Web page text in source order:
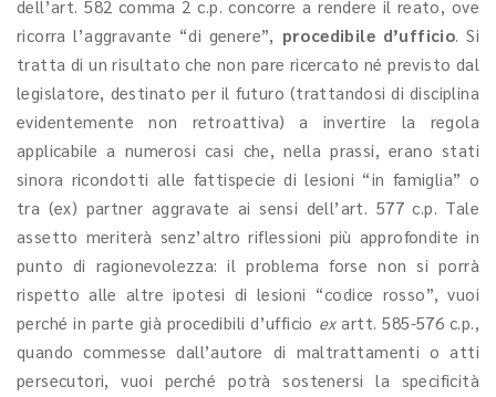
dell’art. 582 comma 2 c.p. concorre a rendere il reato, ove
ricorra l’aggravante “di genere”, procedibile d’ufficio. Si
tratta di un risultato che non pare ricercato né previsto dal
legislatore, destinato per il futuro (trattandosi di disciplina
evidentemente non retroattiva) a invertire la regola
applicabile a numerosi casi che, nella prassi, erano stati
sinora ricondotti alle fattispecie di lesioni “in famiglia” o
tra (ex) partner aggravate ai sensi dell’art. 577 c.p. Tale
assetto meriterà senz’altro riflessioni più approfondite in
punto di ragionevolezza: il problema forse non si porrà
rispetto alle altre ipotesi di lesioni “codice rosso”, vuoi
perché in parte già procedibili d’ufficio exartt. 585-576 c.p.,
quando commesse dall’autore di maltrattamenti o atti
persecutori, vuoi perché potrà sostenersi la specificità